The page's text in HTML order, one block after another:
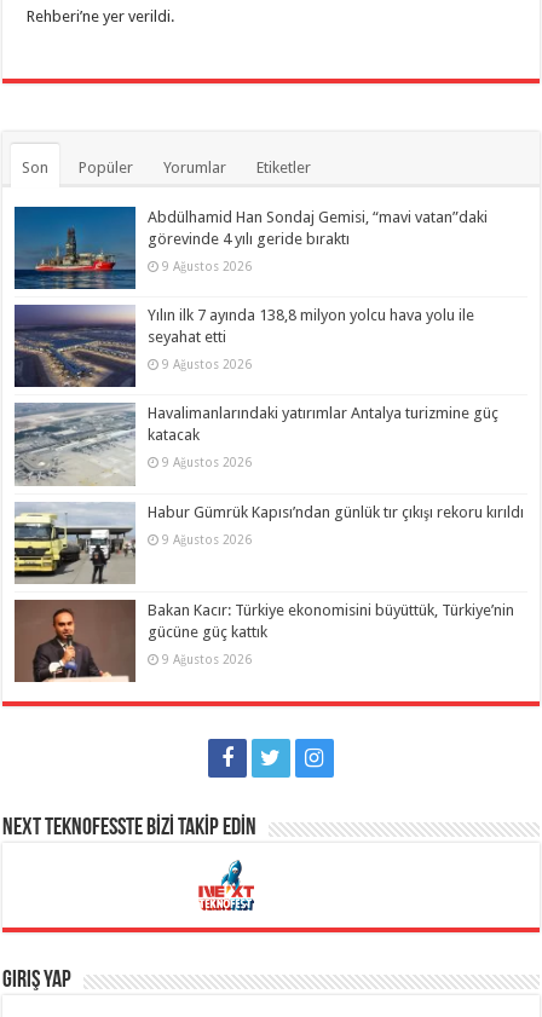
Rehberi’ne yer verildi.
Son Popüler Yorumlar Etiketler
Abdülhamid Han Sondaj Gemisi, “mavi vatan”daki
görevinde 4 yılı geride bıraktı
9 Ağustos 2026
Yılın ilk 7 ayında 138,8 milyon yolcu hava yolu ile
seyahat etti
9 Ağustos 2026
Havalimanlarındaki yatırımlar Antalya turizmine güç
katacak
9 Ağustos 2026
Habur Gümrük Kapısı’ndan günlük tır çıkışı rekoru kırıldı
9 Ağustos 2026
Bakan Kacır: Türkiye ekonomisini büyüttük, Türkiye’nin
gücüne güç kattık
9 Ağustos 2026
NEXT TEKNOFESSTE BİZİ TAKİP EDİN
Giriş Yap